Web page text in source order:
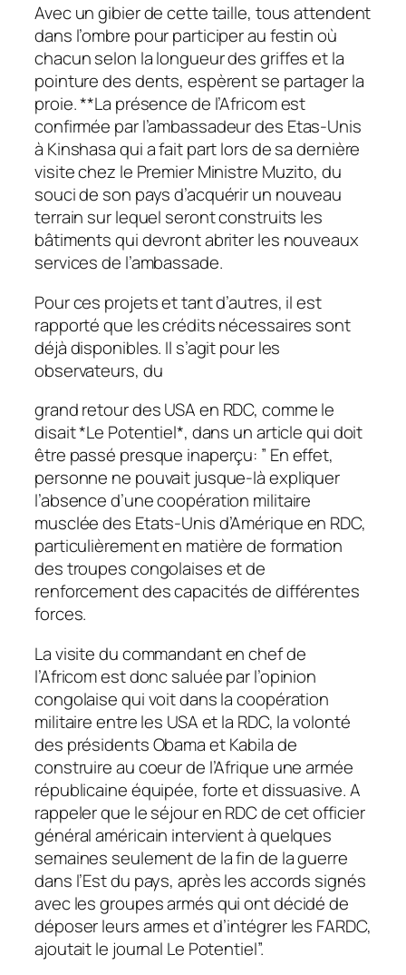
Avec un gibier de cette taille, tous attendent
dans l’ombre pour participer au festin où
chacun selon la longueur des griffes et la
pointure des dents, espèrent se partager la
proie. **La présence de l’Africom est
confirmée par l’ambassadeur des Etas-Unis
à Kinshasa qui a fait part lors de sa dernière
visite chez le Premier Ministre Muzito, du
souci de son pays d’acquérir un nouveau
terrain sur lequel seront construits les
bâtiments qui devront abriter les nouveaux
services de l’ambassade.
Pour ces projets et tant d’autres, il est
rapporté que les crédits nécessaires sont
déjà disponibles. Il s’agit pour les
observateurs, du
grand retour des USA en RDC, comme le
disait *Le Potentiel*, dans un article qui doit
être passé presque inaperçu: ” En effet,
personne ne pouvait jusque-là expliquer
l’absence d’une coopération militaire
musclée des Etats-Unis d’Amérique en RDC,
particulièrement en matière de formation
des troupes congolaises et de
renforcement des capacités de différentes
forces.
La visite du commandant en chef de
l’Africom est donc saluée par l’opinion
congolaise qui voit dans la coopération
militaire entre les USA et la RDC, la volonté
des présidents Obama et Kabila de
construire au coeur de l’Afrique une armée
républicaine équipée, forte et dissuasive. A
rappeler que le séjour en RDC de cet officier
général américain intervient à quelques
semaines seulement de la fin de la guerre
dans l’Est du pays, après les accords signés
avec les groupes armés qui ont décidé de
déposer leurs armes et d’intégrer les FARDC,
ajoutait le journal Le Potentiel”.